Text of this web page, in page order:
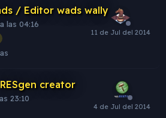
/ Editor wads wally
las 04:16
creator
23:10